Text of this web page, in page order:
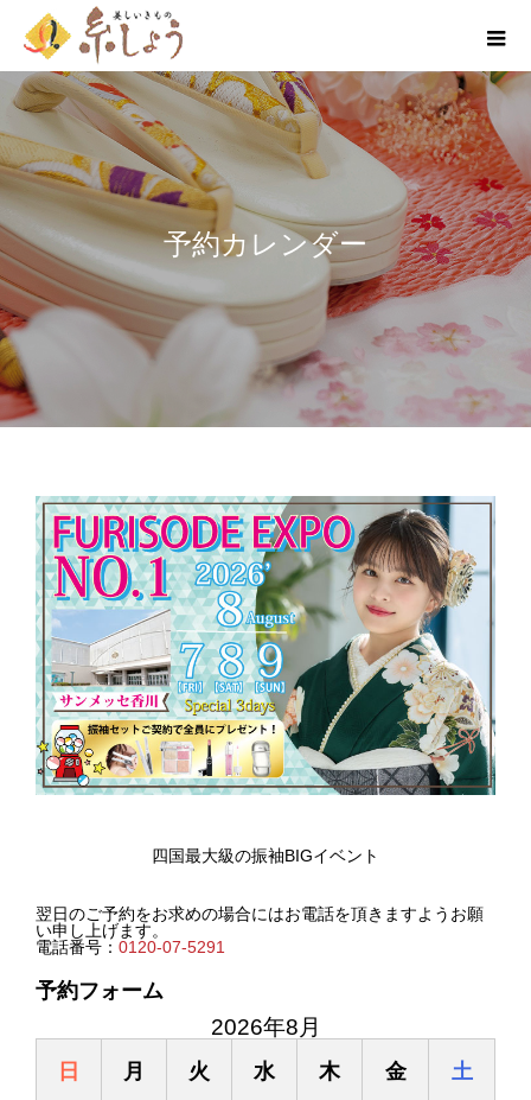
予約カレンダー
四国最大級の振袖BIGイベント
翌日のご予約をお求めの場合にはお電話を頂きますようお願
い申し上げます。
電話番号： 0120-07-5291
予約フォーム
2026年8月
日 月 火 水 木 金 土